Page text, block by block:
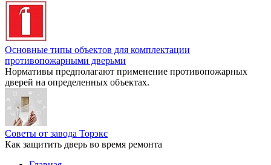
Основные типы объектов для комплектации
противопожарными дверьми
Нормативы предполагают применение противопожарных
дверей на определенных объектах.
Советы от завода Торэкс
Как защитить дверь во время ремонта